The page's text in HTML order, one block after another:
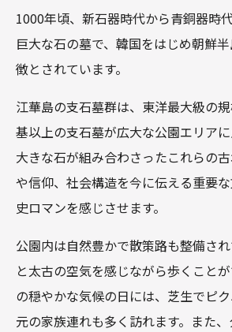
1000年頃、新石器時代から青銅器時
巨大な石の墓で、韓国をはじめ朝鮮
徴とされています。
江華島の支石墓群は、東洋最大級の
基以上の支石墓が広大な公園エリアに
大きな石が組み合わさったこれらの
や信仰、社会構造を今に伝える重要
史ロマンを感じさせます。
公園内は自然豊かで散策路も整備さ
と太古の空気を感じながら歩くこと
の穏やかな気候の日には、芝生でピ
元の家族連れも多く訪れます。また